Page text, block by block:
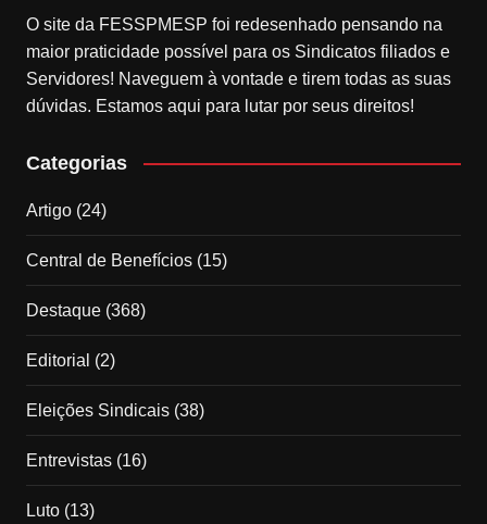
O site da FESSPMESP foi redesenhado pensando na
maior praticidade possível para os Sindicatos filiados e
Servidores! Naveguem à vontade e tirem todas as suas
dúvidas. Estamos aqui para lutar por seus direitos!
Categorias
Artigo(24)
Central de Benefícios(15)
Destaque(368)
Editorial (2)
Eleições Sindicais(38)
Entrevistas(16)
Luto(13)